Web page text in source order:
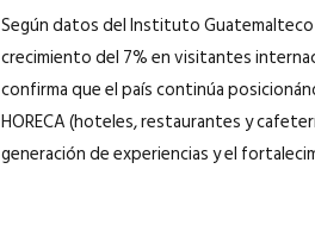
Según datos del Instituto
crecimiento del 7% en visitantes
confirma que el país continúa
HORECA (hoteles, restaurantes y
generación de experiencias y el